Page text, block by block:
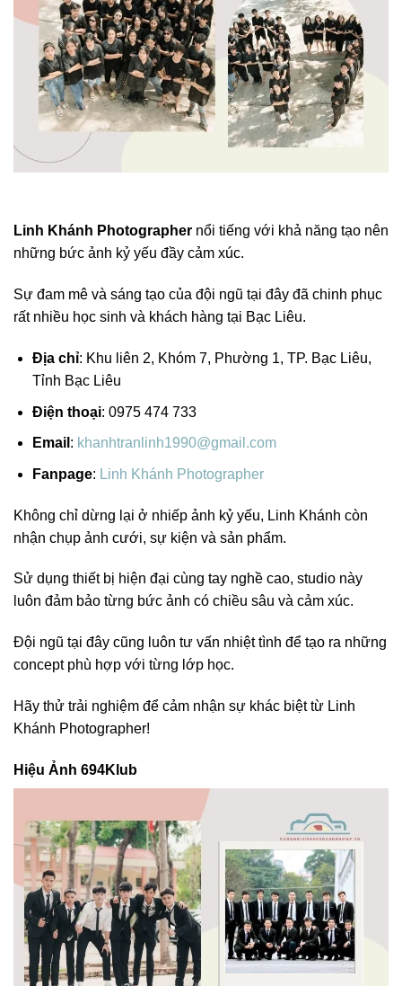
Linh Khánh Photographer nổi tiếng với khả năng tạo nên
những bức ảnh kỷ yếu đầy cảm xúc.
Sự đam mê và sáng tạo của đội ngũ tại đây đã chinh phục
rất nhiều học sinh và khách hàng tại Bạc Liêu.
Địa chỉ: Khu liên 2, Khóm 7, Phường 1, TP. Bạc Liêu,
Tỉnh Bạc Liêu
Điện thoại: 0975 474 733
Email : khanhtranlinh1990@gmail.com
Fanpage: Linh Khánh Photographer
Không chỉ dừng lại ở nhiếp ảnh kỷ yếu, Linh Khánh còn
nhận chụp ảnh cưới, sự kiện và sản phẩm.
Sử dụng thiết bị hiện đại cùng tay nghề cao, studio này
luôn đảm bảo từng bức ảnh có chiều sâu và cảm xúc.
Đội ngũ tại đây cũng luôn tư vấn nhiệt tình để tạo ra những
concept phù hợp với từng lớp học.
Hãy thử trải nghiệm để cảm nhận sự khác biệt từ Linh
Khánh Photographer!
Hiệu Ảnh 694Klub